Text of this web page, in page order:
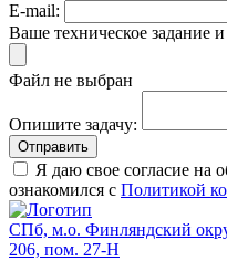
E-mail:
Ваше техническое задание
Файл не выбран
Опишите задачу:
Отправить
Я даю свое согласие на
ознакомился с Политикой
СПб, м.о. Финляндский
206, пом. 27-Н